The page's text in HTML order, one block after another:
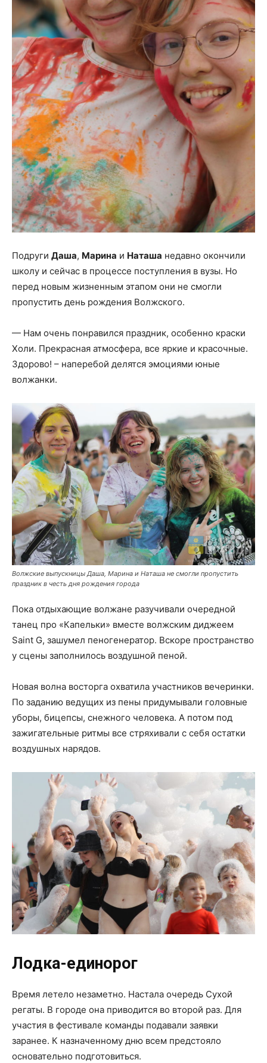
Подруги Даша, Марина и Наташа недавно окончили
школу и сейчас в процессе поступления в вузы. Но
перед новым жизненным этапом они не смогли
пропустить день рождения Волжского.
— Нам очень понравился праздник, особенно краски
Холи. Прекрасная атмосфера, все яркие и красочные.
Здорово! – наперебой делятся эмоциями юные
волжанки.
Волжские выпускницы Даша, Марина и Наташа не смогли пропустить
праздник в честь дня рождения города
Пока отдыхающие волжане разучивали очередной
танец про «Капельки» вместе волжским диджеем
Saint G, зашумел пеногенератор. Вскоре пространство
у сцены заполнилось воздушной пеной.
Новая волна восторга охватила участников вечеринки.
По заданию ведущих из пены придумывали головные
уборы, бицепсы, снежного человека. А потом под
зажигательные ритмы все стряхивали с себя остатки
воздушных нарядов.
Лодка-единорог
Время летело незаметно. Настала очередь Сухой
регаты. В городе она приводится во второй раз. Для
участия в фестивале команды подавали заявки
заранее. К назначенному дню всем предстояло
основательно подготовиться.